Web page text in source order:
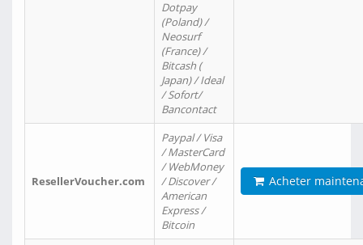
Dotpay
(Poland) /
Neosurf
(France) /
Bitcash (
Japan) / Ideal
/ Sofort/
Bancontact
ResellerVoucher.com
Paypal / Visa
/ MasterCard
/ WebMoney
/ Discover /
American
Express /
Bitcoin
Acheter